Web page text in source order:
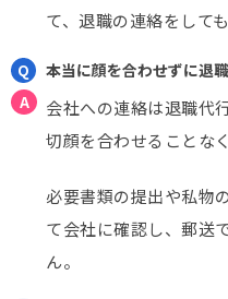
て、退職の連絡をして
本当に顔を合わせずに退
会社への連絡は退職代
切顔を合わせることな
必要書類の提出や私物
て会社に確認し、郵送
ん。